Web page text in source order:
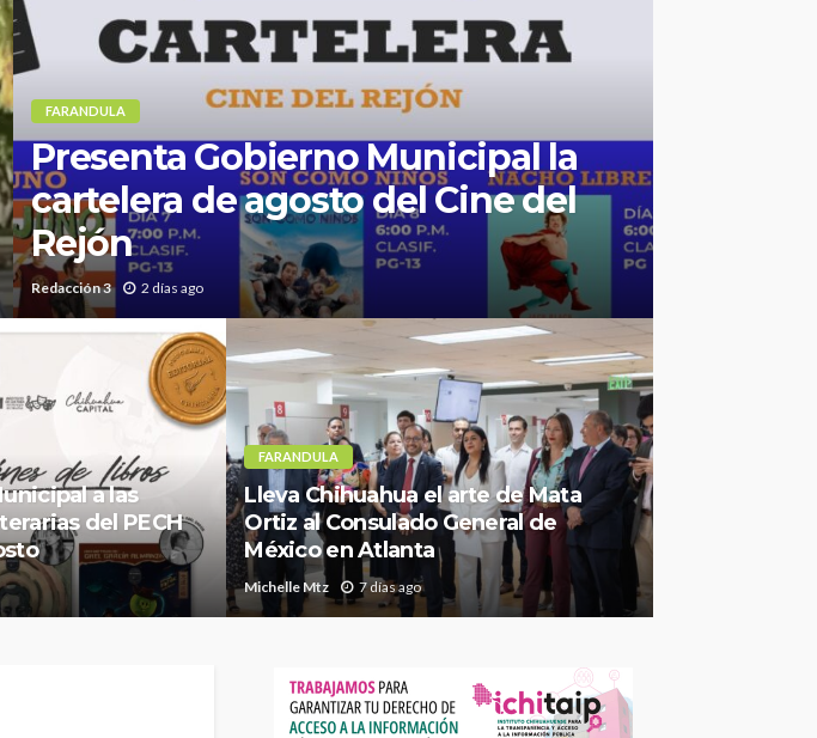
FARANDULA
Presenta Gobierno Municipal la
cartelera de agosto del Cine del
Rejón
Redacción 3 2 días ago
a las
del PECH
FARANDULA
Lleva Chihuahua el arte de Mata
Ortiz al Consulado General de
México en Atlanta
Michelle Mtz 7 días ago